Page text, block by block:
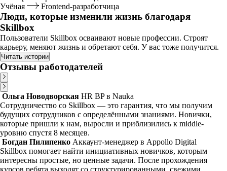
Учёная
Frontend-разработчица
Люди, которые изменили жизнь благодаря
Skillbox
Пользователи Skillbox осваивают новые профессии. Строят
карьеру, меняют жизнь и обретают себя. У вас тоже получится.
Читать истории
Отзывы работодателей
Ольга Новодворская HR BP в Nauka
Сотрудничество со Skillbox — это гарантия, что мы получим
будущих сотрудников с определёнными знаниями. Новички,
которые пришли к нам, выросли и приблизились к middle-
уровню спустя 8 месяцев.
Богдан Пилипенко Аккаунт-менеджер в Appollo Digital
Skillbox помогает найти инициативных новичков, которым
интересны простые, но ценные задачи. После прохождения
курсов ребята выходят со структурированными, свежими